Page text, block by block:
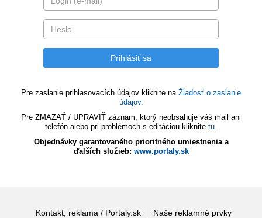
Pre zaslanie prihlasovacích údajov kliknite na Žiadosť o zaslanie
údajov.
Pre ZMAZAŤ / UPRAVIŤ záznam, ktorý neobsahuje váš mail ani
telefón alebo pri problémoch s editáciou kliknite tu.
Objednávky garantovaného prioritného umiestnenia a
ďalších služieb: www.portaly.sk
Kontakt, reklama / Portaly.sk
Naše reklamné prvky